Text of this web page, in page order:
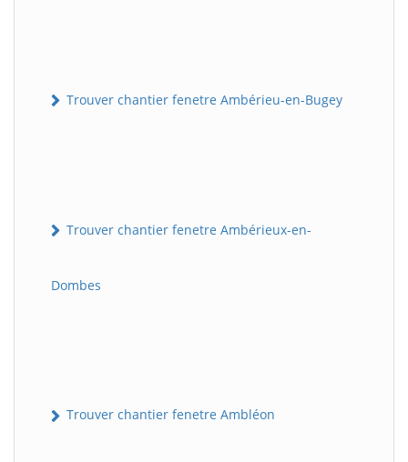
Trouver chantier fenetre Ambérieu-en-Bugey
Trouver chantier fenetre Ambérieux-en-
Dombes
Trouver chantier fenetre Ambléon